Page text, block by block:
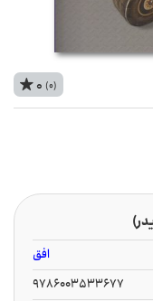
0 (0)
افق
9786003533677